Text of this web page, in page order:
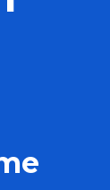
accents